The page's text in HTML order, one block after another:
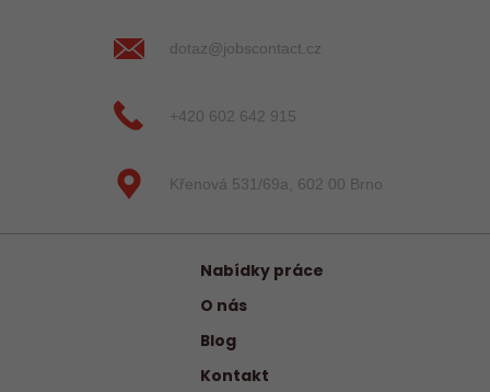
dotaz@jobscontact.cz
+420 602 642 915
Křenová 531/69a, 602 00 Brno
Nabídky práce
O nás
Blog
Kontakt